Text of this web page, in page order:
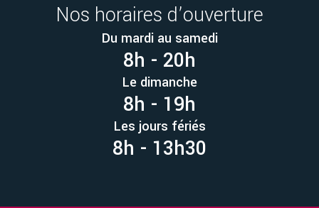
Nos horaires d’ouverture
Du mardi au samedi
8h - 20h
Le dimanche
8h - 19h
Les jours fériés
8h - 13h30